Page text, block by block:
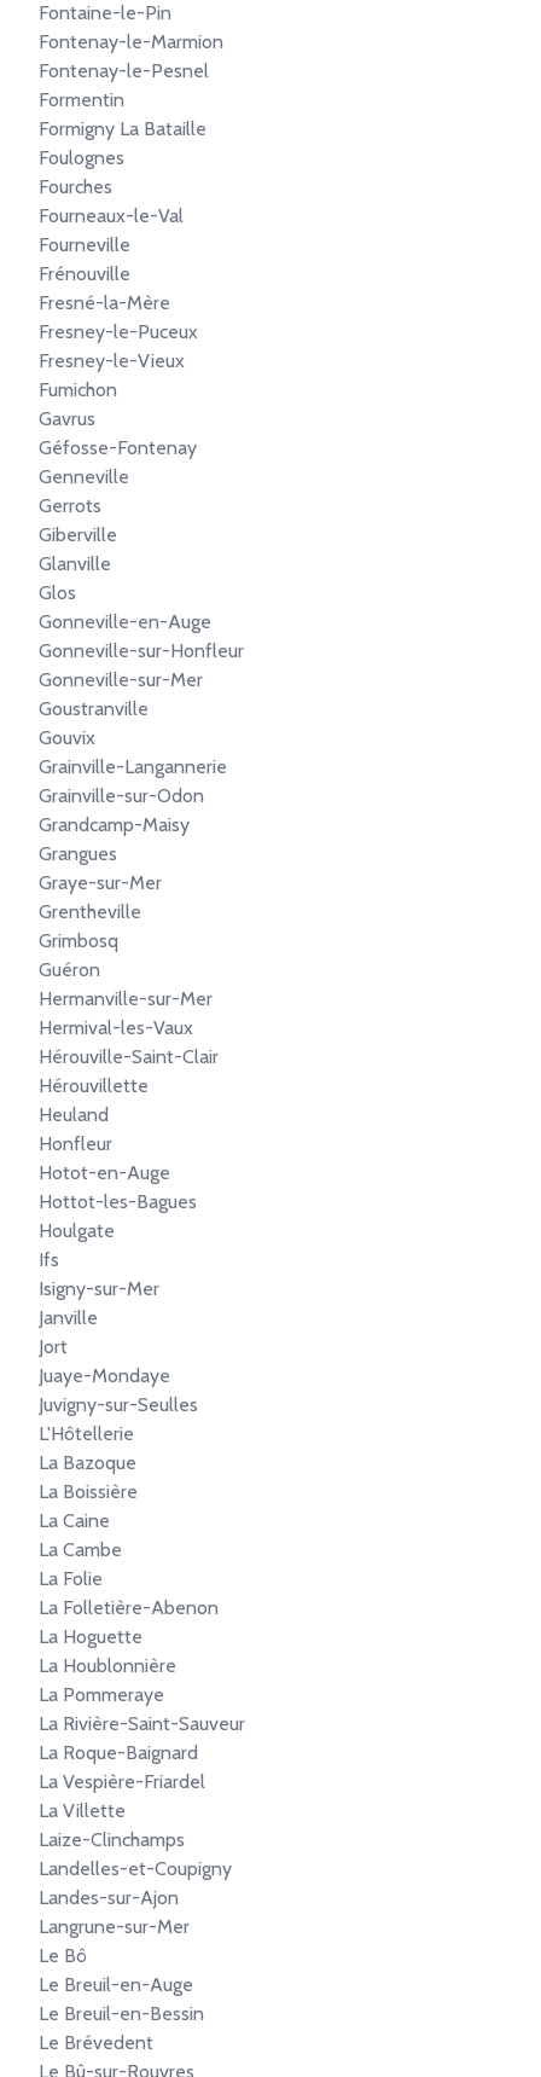
Fontaine-le-Pin
Fontenay-le-Marmion
Fontenay-le-Pesnel
Formentin
Formigny La Bataille
Foulognes
Fourches
Fourneaux-le-Val
Fourneville
Frénouville
Fresné-la-Mère
Fresney-le-Puceux
Fresney-le-Vieux
Fumichon
Gavrus
Géfosse-Fontenay
Genneville
Gerrots
Giberville
Glanville
Glos
Gonneville-en-Auge
Gonneville-sur-Honfleur
Gonneville-sur-Mer
Goustranville
Gouvix
Grainville-Langannerie
Grainville-sur-Odon
Grandcamp-Maisy
Grangues
Graye-sur-Mer
Grentheville
Grimbosq
Guéron
Hermanville-sur-Mer
Hermival-les-Vaux
Hérouville-Saint-Clair
Hérouvillette
Heuland
Honfleur
Hotot-en-Auge
Hottot-les-Bagues
Houlgate
Ifs
Isigny-sur-Mer
Janville
Jort
Juaye-Mondaye
Juvigny-sur-Seulles
L'Hôtellerie
La Bazoque
La Boissière
La Caine
La Cambe
La Folie
La Folletière-Abenon
La Hoguette
La Houblonnière
La Pommeraye
La Rivière-Saint-Sauveur
La Roque-Baignard
La Vespière-Friardel
La Villette
Laize-Clinchamps
Landelles-et-Coupigny
Landes-sur-Ajon
Langrune-sur-Mer
Le Bô
Le Breuil-en-Auge
Le Breuil-en-Bessin
Le Brévedent
Le Bû-sur-Rouvres